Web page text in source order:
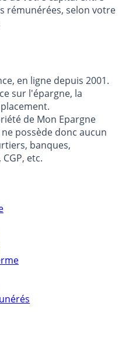
de votre capital entre
rémunérées, selon votre
en ligne depuis 2001.
sur l'épargne, la
de Mon Epargne
possède donc aucun
banques,